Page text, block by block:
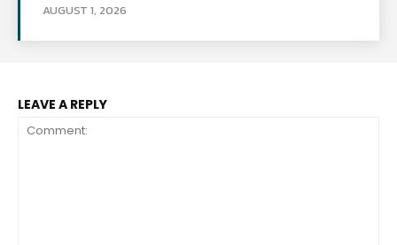
AUGUST 1, 2026
LEAVE A REPLY